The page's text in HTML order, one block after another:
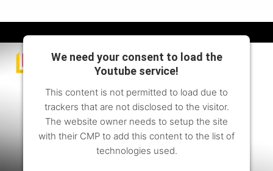
We need your consent to load the
Youtube service!
This content is not permitted to load due to
trackers that are not disclosed to the visitor.
The website owner needs to setup the site
with their CMP to add this content to the list of
technologies used.